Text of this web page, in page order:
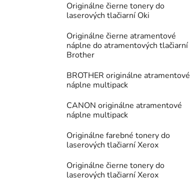
Originálne čierne tonery do
laserových tlačiarní Oki
Originálne čierne atramentové
náplne do atramentových tlačiarní
Brother
BROTHER originálne atramentové
náplne multipack
CANON originálne atramentové
náplne multipack
Originálne farebné tonery do
laserových tlačiarní Xerox
Originálne čierne tonery do
laserových tlačiarní Xerox